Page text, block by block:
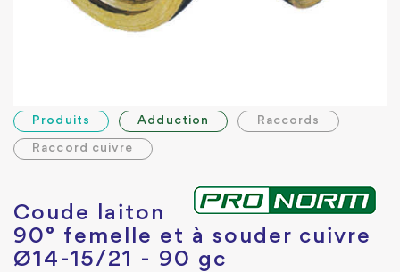
Produits Adduction Raccords
Raccord cuivre
Coude laiton
90° femelle et à souder cuivre
Ø14-15/21 - 90 gc